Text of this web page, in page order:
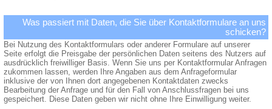
Was passiert mit Daten, die Sie über Kontaktformulare an uns
schicken?
Bei Nutzung des Kontaktformulars oder anderer Formulare auf unserer
Seite erfolgt die Preisgabe der persönlichen Daten seitens des Nutzers auf
ausdrücklich freiwilliger Basis. Wenn Sie uns per Kontaktformular Anfragen
zukommen lassen, werden Ihre Angaben aus dem Anfrageformular
inklusive der von Ihnen dort angegebenen Kontaktdaten zwecks
Bearbeitung der Anfrage und für den Fall von Anschlussfragen bei uns
gespeichert. Diese Daten geben wir nicht ohne Ihre Einwilligung weiter.